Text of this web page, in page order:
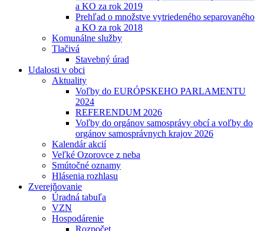
a KO za rok 2019
Prehľad o množstve vytriedeného separovaného
a KO za rok 2018
Komunálne služby
Tlačivá
Stavebný úrad
Udalosti v obci
Aktuality
Voľby do EURÓPSKEHO PARLAMENTU
2024
REFERENDUM 2026
Voľby do orgánov samosprávy obcí a voľby do
orgánov samosprávnych krajov 2026
Kalendár akcií
Veľké Ozorovce z neba
Smútočné oznamy
Hlásenia rozhlasu
Zverejňovanie
Úradná tabuľa
VZN
Hospodárenie
Rozpočet